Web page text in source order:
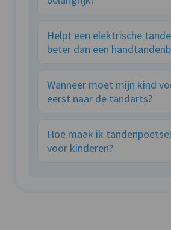
tandverlies. Gebruik een zachte
en spoel indien nodig met
Helpt een elektrische
beter dan een
vaak meer tandplak en zorgt
mondhygiëne.
Wanneer moet mijn kind
eerst naar de tandarts?
tanden doorkomen.
Hoe maak ik
voor kinderen?